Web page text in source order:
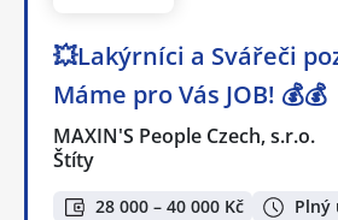
💥Lakýrníci a Svářeči
Máme pro Vás JOB! 💰💰
MAXIN'S People Czech, s.r.o.
Štíty
28 000 – 40 000 Kč
Plný